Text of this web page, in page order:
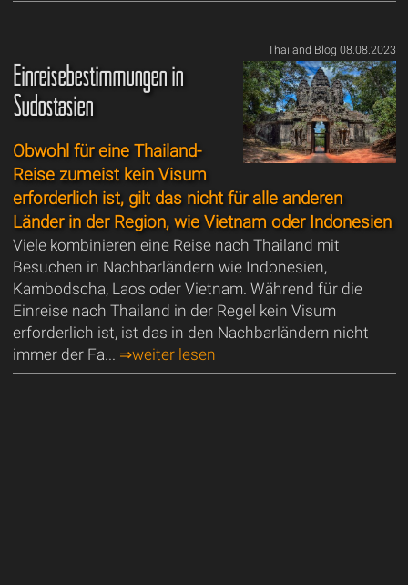
Thailand Blog 08.08.2023
Einreisebestimmungen in
Südostasien
Obwohl für eine Thailand-
Reise zumeist kein Visum
erforderlich ist, gilt das nicht für alle anderen
Länder in der Region, wie Vietnam oder Indonesien
Viele kombinieren eine Reise nach Thailand mit
Besuchen in Nachbarländern wie Indonesien,
Kambodscha, Laos oder Vietnam. Während für die
Einreise nach Thailand in der Regel kein Visum
erforderlich ist, ist das in den Nachbarländern nicht
immer der Fa... ⇒weiter lesen